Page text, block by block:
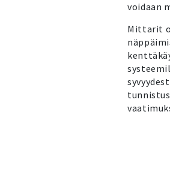
voidaan
Mittarit